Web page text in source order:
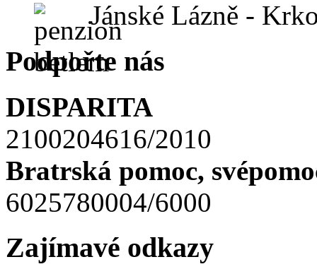
Jánské Lázně -
Podpořte nás
DISPARITA
2100204616/2010
Bratrská pomoc,
6025780004/6000
Zajímavé odkazy